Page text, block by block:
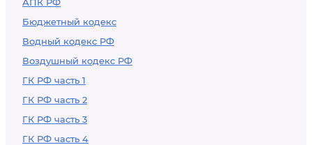
Бюджетный кодекс
Водный кодекс РФ
Воздушный кодекс РФ
ГК РФ часть 1
ГК РФ часть 2
ГК РФ часть 3
ГК РФ часть 4